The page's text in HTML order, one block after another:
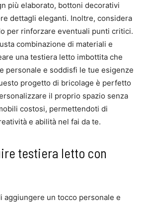
più elaborato, bottoni decorativi
dettagli eleganti. Inoltre, considera
per rinforzare eventuali punti critici.
combinazione di materiali e
una testiera letto imbottita che
personale e soddisfi le tue esigenze
progetto di bricolage è perfetto
il proprio spazio senza
costosi, permettendoti di
e abilità nel fai da te.
testiera letto con
aggiungere un tocco personale e